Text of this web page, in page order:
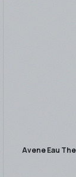
Avene Eau